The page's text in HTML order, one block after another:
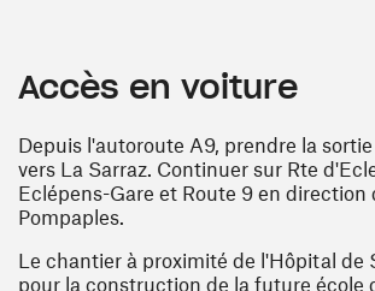
Accès en voiture
Depuis l'autoroute A9, prendre la
vers La Sarraz. Continuer sur Rte
Eclépens-Gare et Route 9 en direction
Pompaples.
Le chantier à proximité de l'Hôpital de
pour la construction de la future école